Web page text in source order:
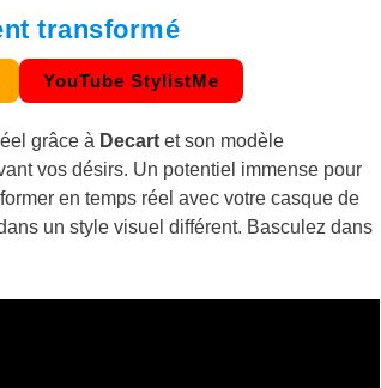
transformé
YouTube StylistMe
grâce à Decartet son modèle
vos désirs. Un potentiel immense pour
en temps réel avec votre casque de
un style visuel différent. Basculez dans